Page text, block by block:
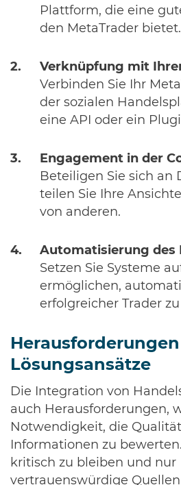
Plattform, die eine
den MetaTrader bietet.
Verknüpfung mit
Verbinden Sie Ihr
der sozialen
eine API oder ein
Engagement in der
Beteiligen Sie sich an
teilen Sie Ihre
von anderen.
Automatisierung des
Setzen Sie Systeme
ermöglichen,
erfolgreicher Trader
Lösungsansätze
Die Integration von
auch Herausforderungen,
Notwendigkeit, die
Informationen zu
kritisch zu bleiben und nur
vertrauenswürdige